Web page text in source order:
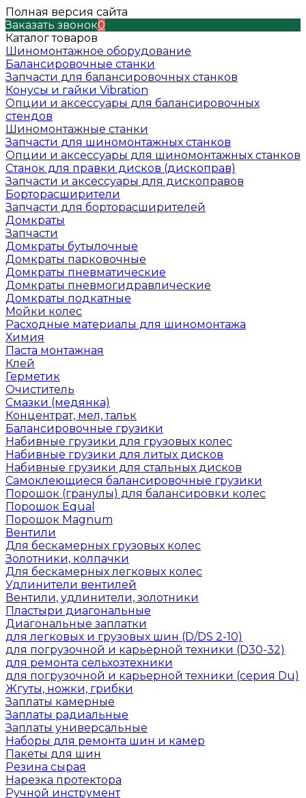
Полная версия сайта
Заказать звонок0
Каталог товаров
Шиномонтажное оборудование
Балансировочные станки
Запчасти для балансировочных станков
Конусы и гайки Vibration
Опции и аксессуары для балансировочных
стендов
Шиномонтажные станки
Запчасти для шиномонтажных станков
Опции и аксессуары для шиномонтажных станков
Станок для правки дисков (дископрав)
Запчасти и аксессуары для дископравов
Борторасширители
Запчасти для борторасширителей
Домкраты
Запчасти
Домкраты бутылочные
Домкраты парковочные
Домкраты пневматические
Домкраты пневмогидравлические
Домкраты подкатные
Мойки колес
Расходные материалы для шиномонтажа
Химия
Паста монтажная
Клей
Герметик
Очиститель
Смазки (медянка)
Концентрат, мел, тальк
Балансировочные грузики
Набивные грузики для грузовых колес
Набивные грузики для литых дисков
Набивные грузики для стальных дисков
Самоклеющиеся балансировочные грузики
Порошок (гранулы) для балансировки колес
Порошок Equal
Порошок Magnum
Вентили
Для бескамерных грузовых колес
Золотники, колпачки
Для бескамерных легковых колес
Удлинители вентилей
Вентили, удлинители, золотники
Пластыри диагональные
Диагональные заплатки
для легковых и грузовых шин (D/DS 2-10)
для погрузочной и карьерной техники (D30-32)
для ремонта сельхозтехники
для погрузочной и карьерной техники (серия Du)
Жгуты, ножки, грибки
Заплаты камерные
Заплаты радиальные
Заплаты универсальные
Наборы для ремонта шин и камер
Пакеты для шин
Резина сырая
Нарезка протектора
Ручной инструмент